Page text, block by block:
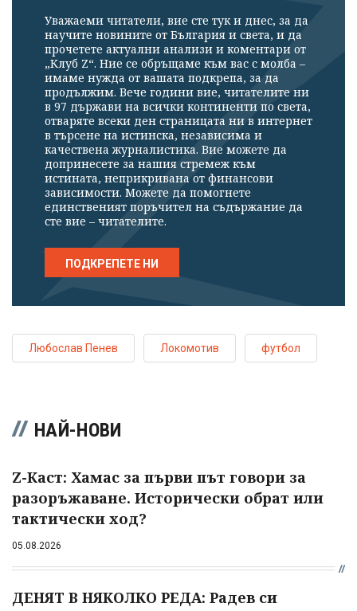
профила си!
Уважаеми читатели, вие сте тук и днес, за да
научите новините от България и света, и да
прочетете актуални анализи и коментари от
„Клуб Z“. Ние се обръщаме към вас с молба –
имаме нужда от вашата подкрепа, за да
продължим. Вече години вие, читателите ни
в 97 държави на всички континенти по света,
отваряте всеки ден страницата ни в интернет
в търсене на истинска, независима и
качествена журналистика. Вие можете да
допринесете за нашия стремеж към
истината, неприкривана от финансови
зависимости. Можете да помогнете
единственият поръчител на съдържание да
сте вие – читателите.
ПОДКРЕПЕТЕ НИ
Любослав Пенев Локомотив футбол
НАЙ-НОВИ
Z-Каст: Хамас за първи път говори за
разоръжаване. Исторически обрат или
тактически ход?
05.08.2026
ДЕНЯТ В НЯКОЛКО РЕДА: Радев си